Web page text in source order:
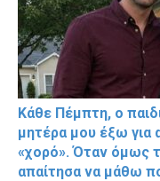
Κάθε Πέμπτη, ο
μητέρα μου έξω για
«χορό». Όταν όμως
απαίτησα να μάθω